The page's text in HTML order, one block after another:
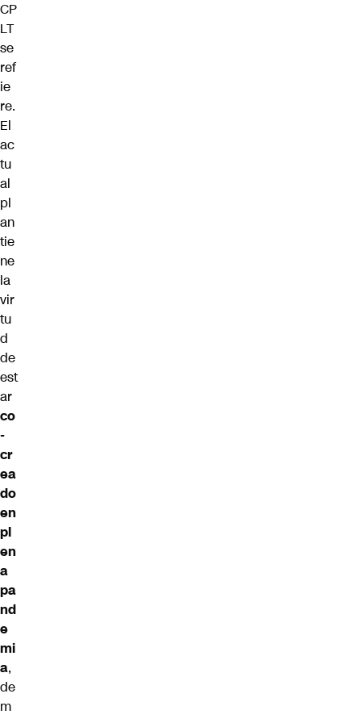
CP
LT
se
ref
ie
re.
El
ac
tu
al
pl
an
tie
ne
la
vir
tu
d
de
est
ar
co
-
cr
ea
do
en
pl
en
a
pa
nd
e
mi
a,
de
m